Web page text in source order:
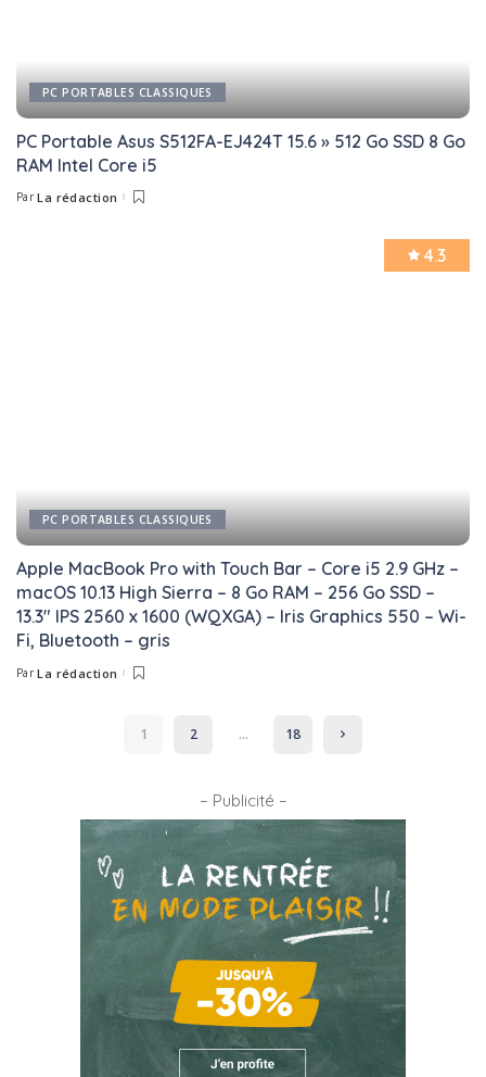
PC PORTABLES CLASSIQUES
PC Portable Asus S512FA-EJ424T 15.6 » 512 Go SSD 8 Go
RAM Intel Core i5
Posted
Par La rédaction
PC PORTABLES CLASSIQUES
4.3
Apple MacBook Pro with Touch Bar – Core i5 2.9 GHz –
macOS 10.13 High Sierra – 8 Go RAM – 256 Go SSD –
13.3″ IPS 2560 x 1600 (WQXGA) – Iris Graphics 550 – Wi-
Fi, Bluetooth – gris
Posted
Par La rédaction
1 2 … 18
– Publicité –